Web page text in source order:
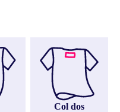
Col dos